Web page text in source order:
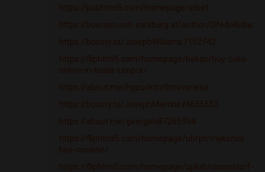
https://pubhtml5.com/homepage/srbet
https://boersen.oeh-salzburg.at/author/OfedoKidiw
https://boosty.to/JosephWilliams7152742
https://fliphtml5.com/homepage/bekqs/buy-coke-
online-in-kuala-lumpur/
https://about.me/hgzucktrofimovaraisa
https://boosty.to/JosephMartinez4655553
https://about.me/georgehill7265954
https://fliphtml5.com/homepage/ubfpt/mykonos-
buy-cocaine/
https://fliphtml5.com/homepage/upkdt/dusseldorf-